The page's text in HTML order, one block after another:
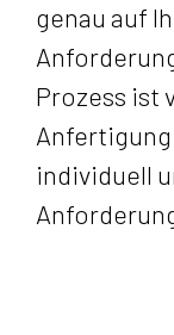
genau auf
Prozess ist
Anfertigung
individuell